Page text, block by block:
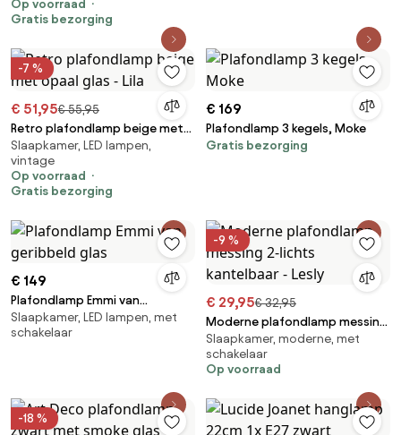
Op voorraad
Gratis bezorging
-7 %
€ 51,95€ 55,95
Retro plafondlamp beige met
opaal glas - Lila
Slaapkamer, LED lampen,
vintage
Op voorraad
Gratis bezorging
€ 169
Plafondlamp 3 kegels, Moke
Gratis bezorging
€ 149
Plafondlamp Emmi van
geribbeld glas
Slaapkamer, LED lampen, met
schakelaar
-9 %
€ 29,95€ 32,95
Moderne plafondlamp messing
2-lichts kantelbaar - Lesly
Slaapkamer, moderne, met
schakelaar
Op voorraad
-18 %